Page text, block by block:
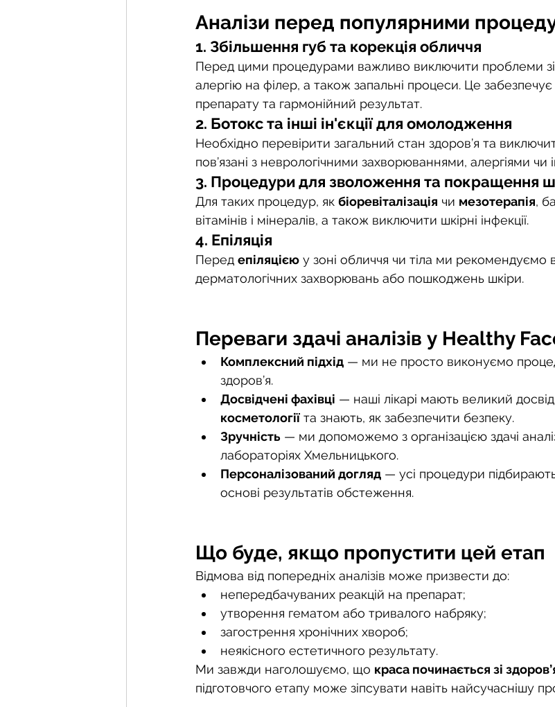
Аналізи перед популярними
1. Збільшення губ та корекція обличчя
Перед цими процедурами важливо виключити проблеми зі
алергію на філер, а також запальні процеси. Це забезпечує
препарату та гармонійний результат.
2. Ботокс та інші ін'єкції для омолодження
Необхідно перевірити загальний стан здоров’я та
пов’язані з неврологічними захворюваннями, алергіями чи
3. Процедури для зволоження та покращення
Для таких процедур, як біоревіталізація чи мезотерапія,
вітамінів і мінералів, а також виключити шкірні інфекції.
4. Епіляція
Перед епіляцією у зоні обличчя чи тіла ми
дерматологічних захворювань або пошкоджень шкіри.
Переваги здачі аналізів у Healthy
Комплексний підхід — ми не просто виконуємо
здоров’я.
Досвідчені фахівці — наші лікарі мають великий
косметології та знають, як забезпечити безпеку.
Зручність — ми допоможемо з організацією здачі
лабораторіях Хмельницького.
Персоналізований догляд — усі процедури
основі результатів обстеження.
Що буде, якщо пропустити цей етап
Відмова від попередніх аналізів може призвести до:
непередбачуваних реакцій на препарат;
утворення гематом або тривалого набряку;
загострення хронічних хвороб;
неякісного естетичного результату.
Ми завжди наголошуємо, що краса починається зі
підготовчого етапу може зіпсувати навіть найсучаснішу